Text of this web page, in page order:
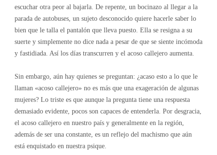
escuchar otra peor al bajarla. De repente, un bocinazo al llegar a la
parada de autobuses, un sujeto desconocido quiere hacerle saber lo
bien que le talla el pantalón que lleva puesto. Ella se resigna a su
suerte y simplemente no dice nada a pesar de que se siente incómoda
y fastidiada. Así los días transcurren y el acoso callejero aumenta.
Sin embargo, aún hay quienes se preguntan: ¿acaso esto a lo que le
llaman «acoso callejero» no es más que una exageración de algunas
mujeres? Lo triste es que aunque la pregunta tiene una respuesta
demasiado evidente, pocos son capaces de entenderla. Por desgracia,
el acoso callejero en nuestro país y generalmente en la región,
además de ser una constante, es un reflejo del machismo que aún
está enquistado en nuestra psique.